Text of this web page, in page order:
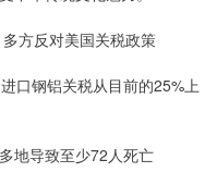
方反对美国关税政策
钢铝关税从目前的25%上
地导致至少72人死亡